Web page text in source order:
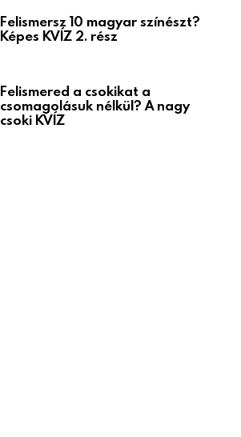
Felismersz 10 magyar színészt?
Képes KVÍZ 2. rész
Felismered a csokikat a
csomagolásuk nélkül? A nagy
csoki KVÍZ